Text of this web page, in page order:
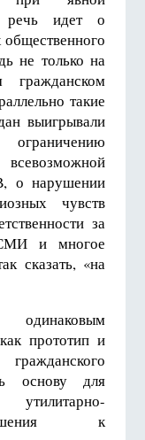
речь идет о
не только на
такие
выигрывали
ограничению
о нарушении
чувств
за
СМИ и многое
сказать, «на
прототип и
основу для
утилитарно-
к